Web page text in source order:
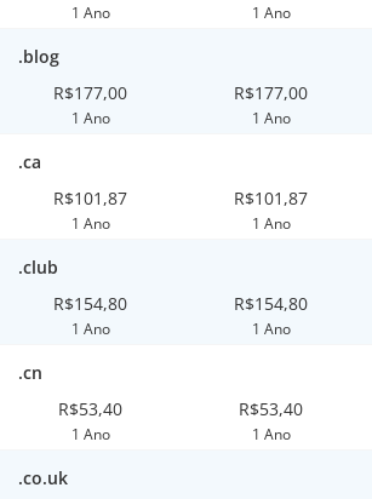
1 Ano 1 Ano
.blog
R$177,00
1 Ano
R$177,00
1 Ano
.ca
R$101,87
1 Ano
R$101,87
1 Ano
.club
R$154,80
1 Ano
R$154,80
1 Ano
.cn
R$53,40
1 Ano
R$53,40
1 Ano
.co.uk